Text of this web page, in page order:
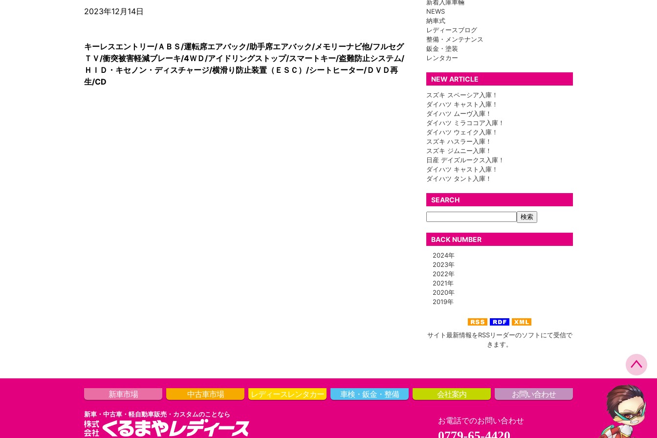
2023年12月14日
キーレスエントリー/ＡＢＳ/運転席エアバック/助手席エアバック/メモリーナビ他/フルセグ
ＴＶ/衝突被害軽減ブレーキ/4ＷＤ/アイドリングストップ/スマートキー/盗難防止システム/
ＨＩＤ・キセノン・ディスチャージ/横滑り防止装置（ＥＳＣ）/シートヒーター/ＤＶＤ再
生/CD
新着入庫車輛
NEWS
納車式
レディースブログ
整備・メンテナンス
鈑金・塗装
レンタカー
NEW ARTICLE
スズキ スペーシア入庫！
ダイハツ キャスト入庫！
ダイハツ ムーヴ入庫！
ダイハツ ミラココア入庫！
ダイハツ ウェイク入庫！
スズキ ハスラー入庫！
スズキ ジムニー入庫！
日産 デイズルークス入庫！
ダイハツ キャスト入庫！
ダイハツ タント入庫！
SEARCH
BACK NUMBER
2024年
2023年
2022年
2021年
2020年
2019年
サイト最新情報をRSSリーダーのソフトにて受信で
きます。
新車市場 中古車市場 レディースレンタカー 車検・鈑金・整備 会社案内 お問い合わせ
新車・中古車・軽自動車販売・カスタムのことなら
お電話でのお問い合わせ